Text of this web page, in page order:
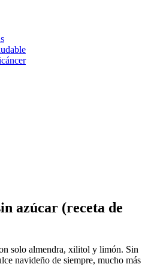
azúcar (receta de
solo almendra, xilitol y limón. Sin
navideño de siempre, mucho más